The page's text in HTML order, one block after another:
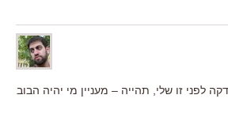
לפני זו שלי, תהייה – מעניין מי יהיה הבוב